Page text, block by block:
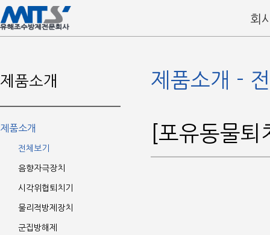
회
제품소개
제품소개
전체보기
음향자극장치
시각위협퇴치기
물리적방제장치
군집방해제
제품소개 -
[포유동물